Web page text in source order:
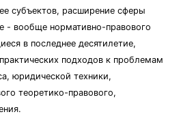
субъектов, расширение сферы
- вообще нормативно-правового
в последнее десятилетие,
подходов к проблемам
юридической техники,
теоретико-правового,